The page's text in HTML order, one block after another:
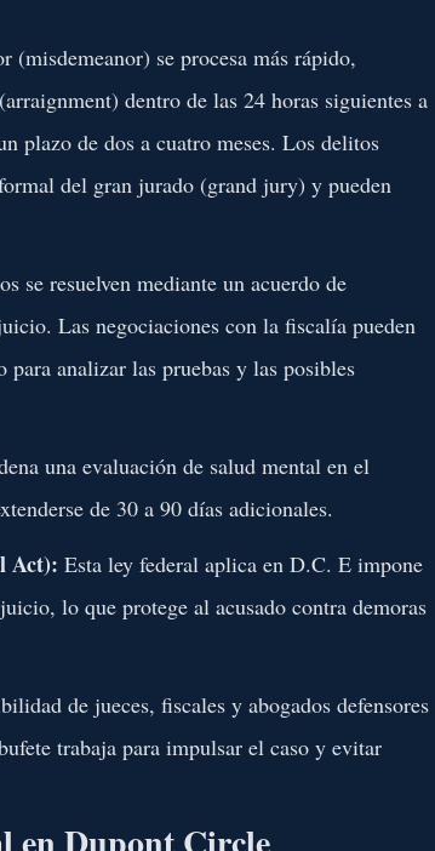
(misdemeanor) se procesa más rápido,
dentro de las 24 horas siguientes a
plazo de dos a cuatro meses. Los delitos
del gran jurado (grand jury) y pueden
se resuelven mediante un acuerdo de
Las negociaciones con la fiscalía pueden
analizar las pruebas y las posibles
una evaluación de salud mental en el
de 30 a 90 días adicionales.
Act): Esta ley federal aplica en D.C. E impone
lo que protege al acusado contra demoras
de jueces, fiscales y abogados defensores
trabaja para impulsar el caso y evitar